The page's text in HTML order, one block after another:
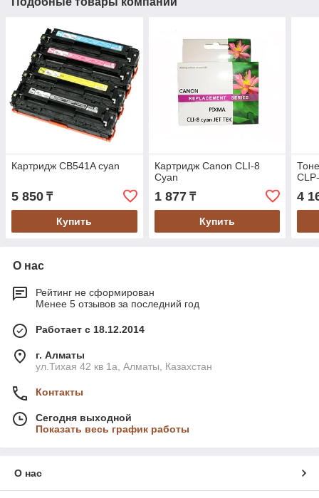
Картридж CB541A cyan
5 850 ₸
Купить
Картридж Canon CLI-8
Cyan
1 877₸
Купить
4
О нас
Рейтинг не сформирован
Менее 5 отзывов за последний год
Работает с 18.12.2014
г. Алматы
ул.Тихая 42 кв 1a, Алматы, Казахстан
Контакты
Сегодня выходной
Показать весь график работы
О нас